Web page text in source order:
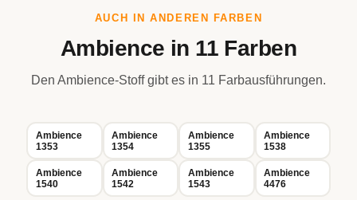
AUCH IN ANDEREN FARBEN
Ambience in 11 Farben
Den Ambience-Stoff gibt es in 11 Farbausführungen.
Ambience
1353
Ambience
1354
Ambience
1355
Ambience
1538
Ambience
1540
Ambience
1542
Ambience
1543
Ambience
4476